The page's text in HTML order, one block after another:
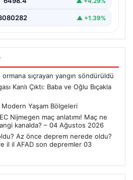
▲ +1.39%
sıçrayan yangın söndürüldü
Kanlı Çıktı: Baba ve Oğlu Bıçakla
Modern Yaşam Bölgeleri
Nijmegen maç anlatımı! Maç ne
kanalda? – 04 Ağustos 2026
Az önce deprem nerede oldu?
il il AFAD son depremler 03